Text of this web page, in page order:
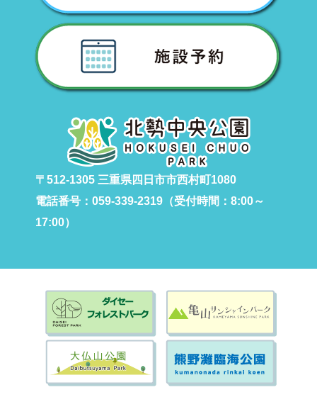
〒512-1305 三重県四日市市西村町1080
電話番号：059-339-2319（受付時間：8:00～
17:00）